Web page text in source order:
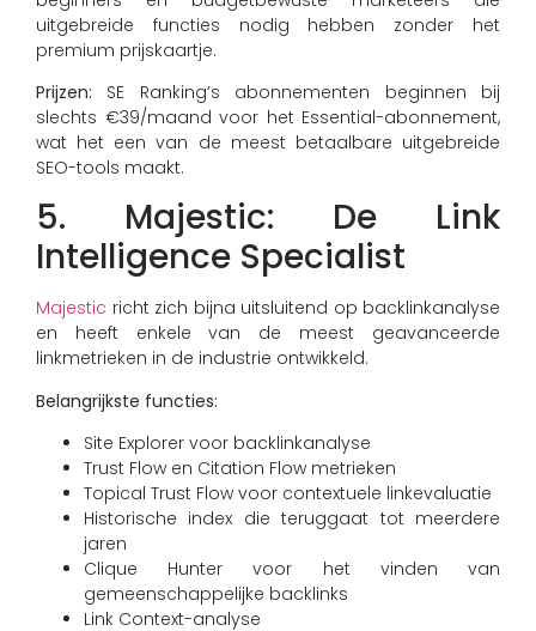
uitgebreide functies nodig hebben zonder het
premium prijskaartje.
Prijzen: SE Ranking’s abonnementen beginnen bij
slechts €39/maand voor het Essential-abonnement,
wat het een van de meest betaalbare uitgebreide
SEO-tools maakt.
5. Majestic: De Link
Intelligence Specialist
Majestic richt zich bijna uitsluitend op backlinkanalyse
en heeft enkele van de meest geavanceerde
linkmetrieken in de industrie ontwikkeld.
Belangrijkste functies:
Site Explorer voor backlinkanalyse
Trust Flow en Citation Flow metrieken
Topical Trust Flow voor contextuele linkevaluatie
Historische index die teruggaat tot meerdere
jaren
Clique Hunter voor het vinden van
gemeenschappelijke backlinks
Link Context-analyse